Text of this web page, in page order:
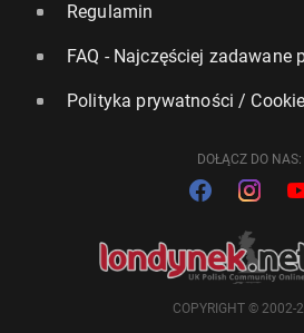
Regulamin
FAQ - Najczęściej zadawane
Polityka prywatności /
DOŁĄCZ DO NAS:
COPYRIGHT © 2002-